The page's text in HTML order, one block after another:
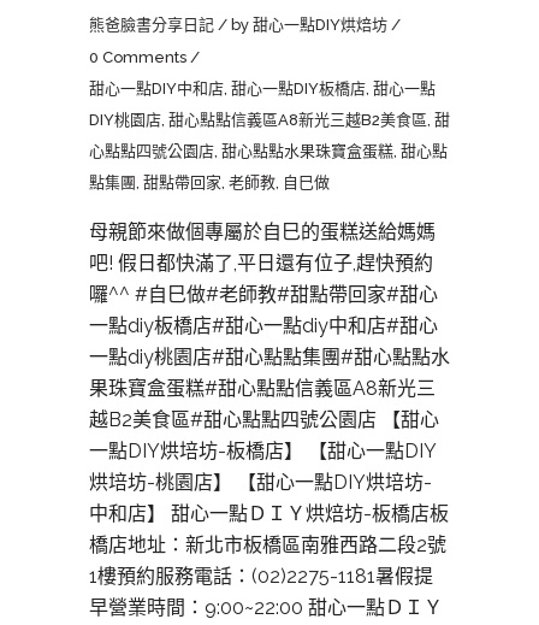
熊爸臉書分享日記 by 甜心一點DIY烘焙坊
0 Comments
甜心一點DIY中和店, 甜心一點DIY板橋店, 甜心一點
DIY桃園店, 甜心點點信義區A8新光三越B2美食區, 甜
心點點四號公園店, 甜心點點水果珠寶盒蛋糕, 甜心點
點集團, 甜點帶回家, 老師教, 自巳做
母親節來做個專屬於自巳的蛋糕送給媽媽
吧! 假日都快滿了,平日還有位子,趕快預約
囉^^ #自巳做#老師教#甜點帶回家#甜心
一點diy板橋店#甜心一點diy中和店#甜心
一點diy桃園店#甜心點點集團#甜心點點水
果珠寶盒蛋糕#甜心點點信義區A8新光三
越B2美食區#甜心點點四號公園店 【甜心
一點DIY烘培坊-板橋店】 【甜心一點DIY
烘培坊-桃園店】 【甜心一點DIY烘培坊-
中和店】 甜心一點ＤＩＹ烘焙坊-板橋店板
橋店地址：新北市板橋區南雅西路二段2號
1樓預約服務電話：(02)2275-1181暑假提
早營業時間：9:00~22:00 甜心一點ＤＩＹ